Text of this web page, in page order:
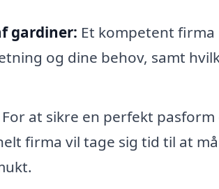
gardiner: Et kompetent
og dine behov, samt
For at sikre en perfekt
firma vil tage sig tid til at